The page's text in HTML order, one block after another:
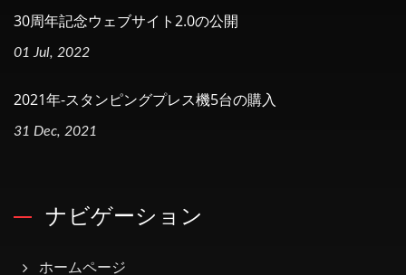
30周年記念ウェブサイト2.0の公開
01 Jul, 2022
2021年-スタンピングプレス機5台の購入
31 Dec, 2021
ナビゲーション
ホームページ